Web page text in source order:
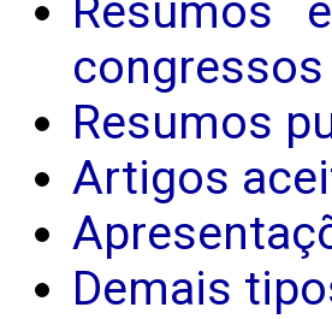
Resumos
congressos
Resumos
Artigos
Demais